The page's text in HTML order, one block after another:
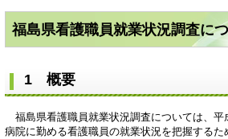
福島県看護職員就業状況調査に
1 概要
福島県看護職員就業状況調査については、平
病院に勤める看護職員の就業状況を把握する